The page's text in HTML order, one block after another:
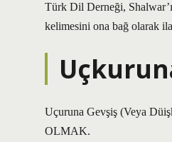
Türk Dil Derneği,
kelimesini ona bağ olarak
Uçuruna Gevşiş (Veya
OLMAK.